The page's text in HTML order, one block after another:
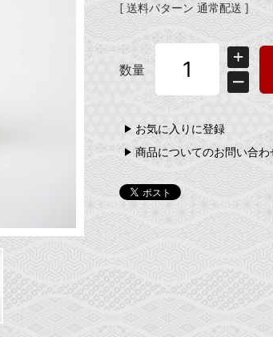
[ 送料パターン 通常配送 ]
数量
お気に入りに登録
商品についてのお問い合わ